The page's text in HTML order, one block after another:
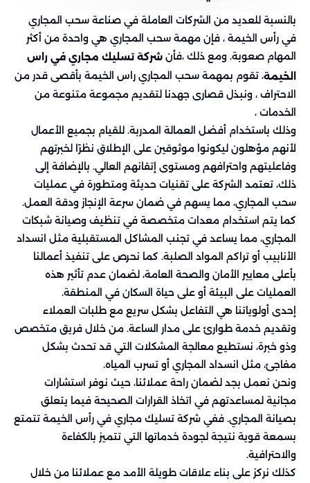
بالنسبة للعديد من الشركات العاملة في صناعة سحب المجاري
في رأس الخيمة ، فإن مهمة سحب المجاري هي واحدة من أكثر
المهام صعوبة. ومع ذلك ،فأن شركة تسليك مجاري في راس
الخيمة، تقوم بمهمة سحب المجاري راس الخيمة بأقصى قدر من
الاحتراف ، ونبذل قصارى جهدنا لتقديم مجموعة متنوعة من
الخدمات ،
وذلك باستخدام أفضل العمالة المدربة. للقيام بجميع الأعمال
لأنهم مؤهلون ليكونوا موثوقين على الإطلاق نظرًا لخبرتهم
وفاعليتهم واحترافهم ومستوى إتقانهم العالي. بالإضافة إلى
ذلك، تعتمد الشركة على تقنيات حديثة ومتطورة في عمليات
سحب المجاري، مما يسهم في ضمان سرعة الإنجاز ودقة العمل.
كما يتم استخدام معدات متخصصة في تنظيف وصيانة شبكات
المجاري، مما يساعد في تجنب المشاكل المستقبلية مثل انسداد
الأنابيب أو تراكم المواد الصلبة. كما نحرص على تنفيذ أعمالنا
بأعلى معايير الأمان والصحة العامة، لضمان عدم تأثير هذه
العمليات على البيئة أو على حياة السكان في المنطقة.
إحدى أولوياتنا هي التفاعل بشكل سريع مع طلبات العملاء
وتقديم خدمة طوارئ على مدار الساعة. من خلال فريق متخصص
وذو خبرة، نستطيع معالجة المشكلات التي قد تحدث بشكل
مفاجئ، مثل انسداد المجاري أو تسرب المياه.
ونحن نعمل بجد لضمان راحة عملائنا، حيث نوفر استشارات
مجانية لمساعدتهم في اتخاذ القرارات الصحيحة فيما يتعلق
بصيانة المجاري. ففي شركة تسليك مجاري في رأس الخيمة تتمتع
بسمعة قوية نتيجة لجودة خدماتها التي تتميز بالكفاءة
والاحترافية.
كذلك نركز على بناء علاقات طويلة الأمد مع عملائنا من خلال